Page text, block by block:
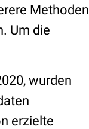
Methoden
Um die
wurden
erzielte